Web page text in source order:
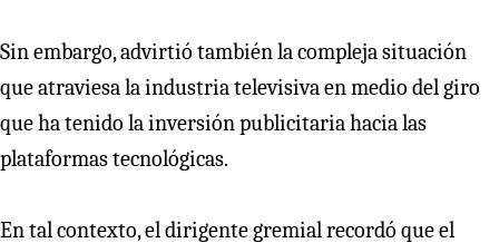
Sin embargo, advirtió también la compleja situación
que atraviesa la industria televisiva en medio del giro
que ha tenido la inversión publicitaria hacia las
plataformas tecnológicas.
En tal contexto, el dirigente gremial recordó que el